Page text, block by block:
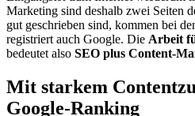
Marketing sind deshalb zwei Seiten
gut geschrieben sind, kommen bei
registriert auch Google. Die Arbeit
bedeutet also SEO plus Content-
Mit starkem Content
Google-Ranking